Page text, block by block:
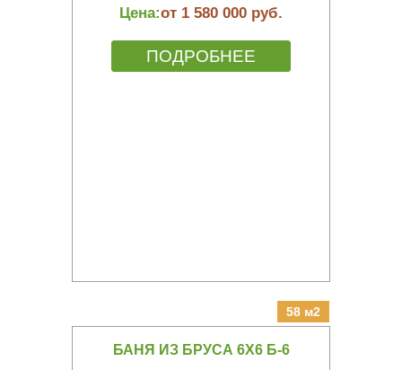
Цена:от 1 580 000 руб.
ПОДРОБНЕЕ
58 м2
БАНЯ ИЗ БРУСА 6Х6 Б-6